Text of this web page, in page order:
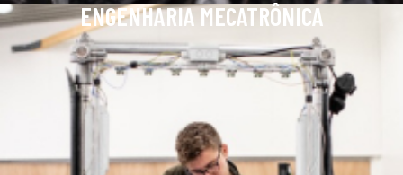
ENGENHARIA MECATRÔNICA